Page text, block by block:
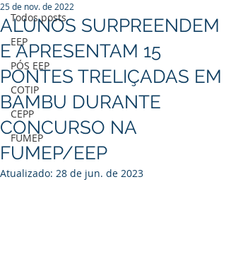
Todos posts
EEP
PÓS EEP
COTIP
CEPP
FUMEP
ALUNOS SURPREENDEM
E APRESENTAM 15
PONTES TRELIÇADAS EM
BAMBU DURANTE
CONCURSO NA
FUMEP/EEP
25 de nov. de 2022
Atualizado: 28 de jun. de 2023